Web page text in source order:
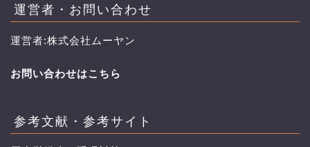
運営者・お問い合わせ
運営者:株式会社ムーヤン
お問い合わせはこちら
参考文献・参考サイト